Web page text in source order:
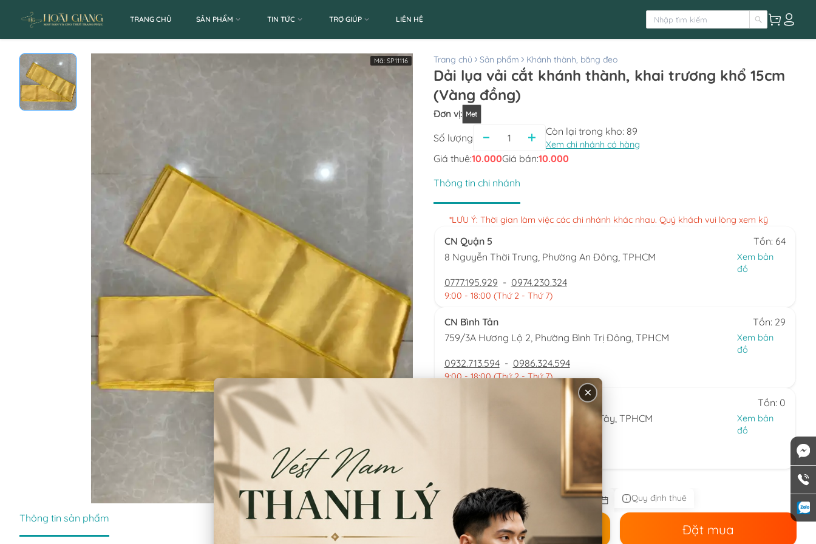
TRANG CHỦ SẢN PHẨM TIN TỨC TRỢ GIÚP LIÊN HỆ
Mã: SP11116
Thông tin sản phẩm
Trang chủ Sản phẩm Khánh thành, băng đeo
Dải lụa vải cắt khánh thành, khai trương khổ 15cm
(Vàng đồng)
Đơn vị: Met
Số lượng
Còn lại trong kho: 89
Xem chi nhánh có hàng
Giá thuê:10.000Giá bán:10.000
Thông tin chi nhánh
*LƯU Ý: Thời gian làm việc các chi nhánh khác nhau. Quý khách vui lòng xem kỹ
CN Quận 5
Tồn: 64
8 Nguyễn Thời Trung, Phường An Đông, TPHCM
Xem bản
đồ
0777.195.929 - 0974.230.324
9:00 - 18:00 (Thứ 2 - Thứ 7)
CN Bình Tân
Tồn: 29
759/3A Hương Lộ 2, Phường Bình Trị Đông, TPHCM
Xem bản
đồ
0932.713.594 - 0986.324.594
9:00 - 18:00 (Thứ 2 - Thứ 7)
Tồn: 0
58/6 Tân Cảng, Phường Thạnh Mỹ Tây, TPHCM
Xem bản
đồ
Quy định thuê
Đặt thuê Đặt mua
×